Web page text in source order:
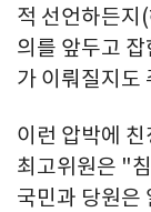
적 선언하든지
의를 앞두고
가 이뤄질지도
이런 압박에
최고위원은 "
국민과 당원은